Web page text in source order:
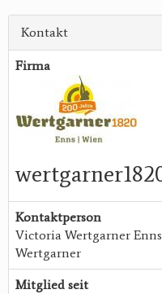
Kontakt
Firma
Kontaktperson
Victoria Wertgarner
Wertgarner
Mitglied seit